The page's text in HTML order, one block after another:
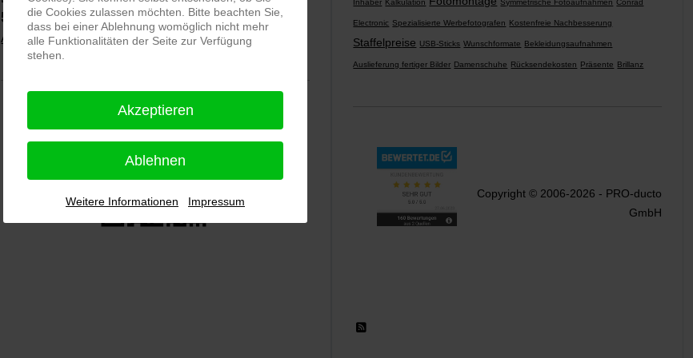
5,0 ⭐⭐⭐⭐⭐bei 144 Google-Rezensionen (Stand 02.01.2026)
Alle Rezensionen ansehen|Bewertung abgeben
Inhaber Kalkulation Symmetrische Fotoaufnahmen Conrad
Electronic Spezialisierte Werbefotografen Kostenfreie Nachbesserung
Staffelpreise USB-Sticks Wunschformate Bekleidungsaufnahmen
Auslieferung fertiger Bilder Damenschuhe Rücksendekosten Präsente Brillanz
Copyright © 2006-2026 - PRO-ducto
GmbH
die Cookies zulassen möchten. Bitte beachten Sie,
dass bei einer Ablehnung womöglich nicht mehr
alle Funktionalitäten der Seite zur Verfügung
stehen.
Akzeptieren
Ablehnen
Weitere Informationen Impressum